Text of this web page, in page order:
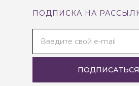
ПОДПИСКА НА
Введите свой e-mail
ПОДПИСАТЬСЯ